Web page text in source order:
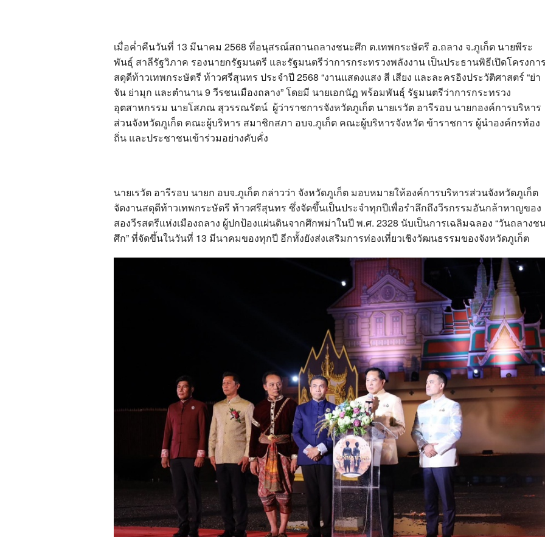
เมื่อค่ำคืนวันที่ 13 มีนาคม 2568 ที่อนุสรณ์สถานถลางชนะศึก ต.เทพกระษัตรี อ.ถลาง จ.ภูเก็ต นายพีระ
พันธุ์ สาลีรัฐวิภาค รองนายกรัฐมนตรี และรัฐมนตรีว่าการกระทรวงพลังงาน เป็นประธานพิธีเปิดโครงกา
สดุดีท้าวเทพกระษัตรี ท้าวศรีสุนทร ประจำปี 2568 “งานแสดงแสง สี เสียง และละครอิงประวัติศาสตร์ “ย่า
จัน ย่ามุก และตำนาน 9 วีรชนเมืองถลาง” โดยมี นายเอกนัฏ พร้อมพันธุ์ รัฐมนตรีว่าการกระทรวง
อุตสาหกรรม นายโสภณ สุวรรณรัตน์ ผู้ว่าราชการจังหวัดภูเก็ต นายเรวัต อารีรอบ นายกองค์การบริหาร
ส่วนจังหวัดภูเก็ต คณะผู้บริหาร สมาชิกสภา อบจ.ภูเก็ต คณะผู้บริหารจังหวัด ข้าราชการ ผู้นำองค์กรท้อง
ถิ่น และประชาชนเข้าร่วมอย่างคับคั่ง
นายเรวัต อารีรอบ นายก อบจ.ภูเก็ต กล่าวว่า จังหวัดภูเก็ต มอบหมายให้องค์การบริหารส่วนจังหวัดภูเก็ต
จัดงานสดุดีท้าวเทพกระษัตรี ท้าวศรีสุนทร ซึ่งจัดขึ้นเป็นประจำทุกปีเพื่อรำลึกถึงวีรกรรมอันกล้าหาญของ
สองวีรสตรีแห่งเมืองถลาง ผู้ปกป้องแผ่นดินจากศึกพม่าในปี พ.ศ. 2328 นับเป็นการเฉลิมฉลอง “วันถลางช
ศึก” ที่จัดขึ้นในวันที่ 13 มีนาคมของทุกปี อีกทั้งยังส่งเสริมการท่องเที่ยวเชิงวัฒนธรรมของจังหวัดภูเก็ต